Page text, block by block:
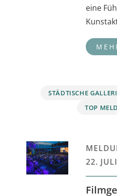
eine
STÄDTISCHE
TOP
22.